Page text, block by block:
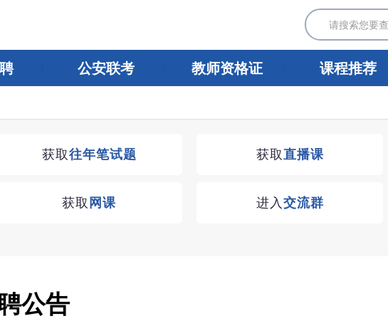
公安联考 教师资格证 课程推荐
湖南教师招聘考试优学无忧VIP课程
获取往年笔试题 获取直播课
获取 网课 进入 交流群
公告